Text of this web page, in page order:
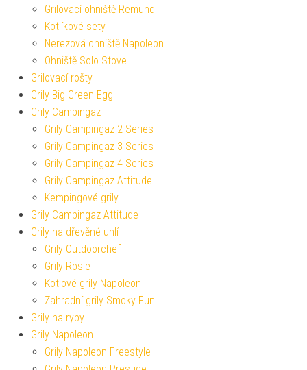
Grilovací ohniště Remundi
Kotlíkové sety
Nerezová ohniště Napoleon
Ohniště Solo Stove
Grilovací rošty
Grily Big Green Egg
Grily Campingaz
Grily Campingaz 2 Series
Grily Campingaz 3 Series
Grily Campingaz 4 Series
Grily Campingaz Attitude
Kempingové grily
Grily Campingaz Attitude
Grily na dřevěné uhlí
Grily Outdoorchef
Grily Rösle
Kotlové grily Napoleon
Zahradní grily Smoky Fun
Grily na ryby
Grily Napoleon
Grily Napoleon Freestyle